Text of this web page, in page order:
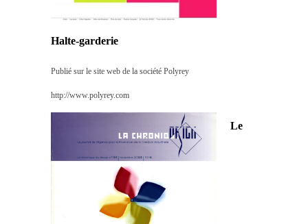
Halte-garderie
Publié sur le site web de la société Polyrey
http://www.polyrey.com
Le